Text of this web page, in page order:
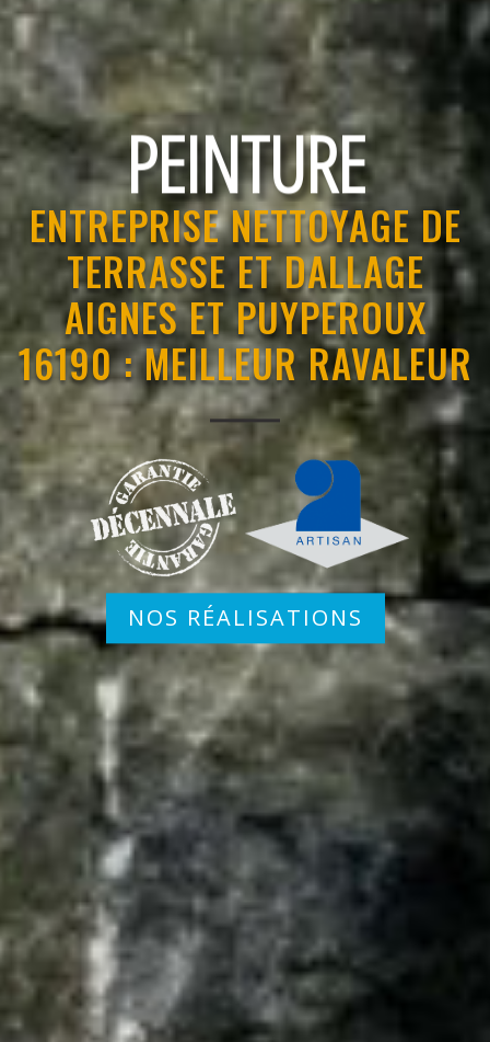
RAVALEMENT
ENTREPRISE NETTOYAGE DE
TERRASSE ET DALLAGE
AIGNES ET PUYPEROUX
16190 : MEILLEUR RAVALEUR
NOS RÉALISATIONS